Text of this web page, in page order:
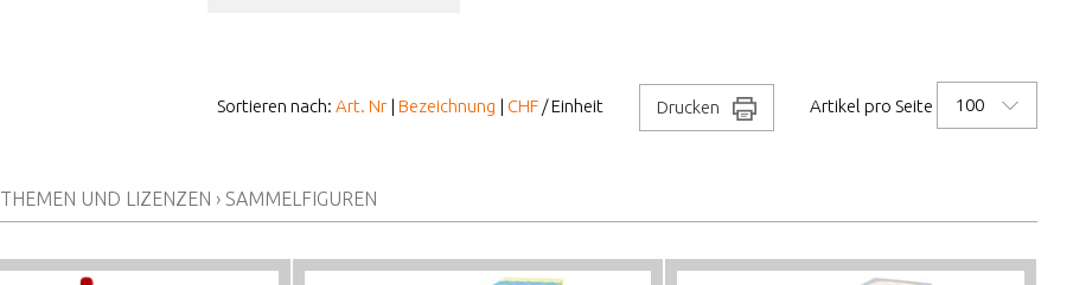
Artikel pro Seite 100
Drucken
Sortieren nach: Art. Nr | Bezeichnung | CHF / Einheit
THEMEN UND LIZENZEN › SAMMELFIGUREN